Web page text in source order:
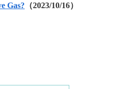
Gas? （2023/10/16）